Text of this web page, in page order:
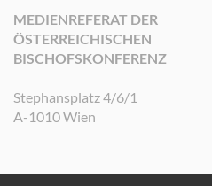
MEDIENREFERAT DER
ÖSTERREICHISCHEN
BISCHOFSKONFERENZ
Stephansplatz 4/6/1
A-1010 Wien